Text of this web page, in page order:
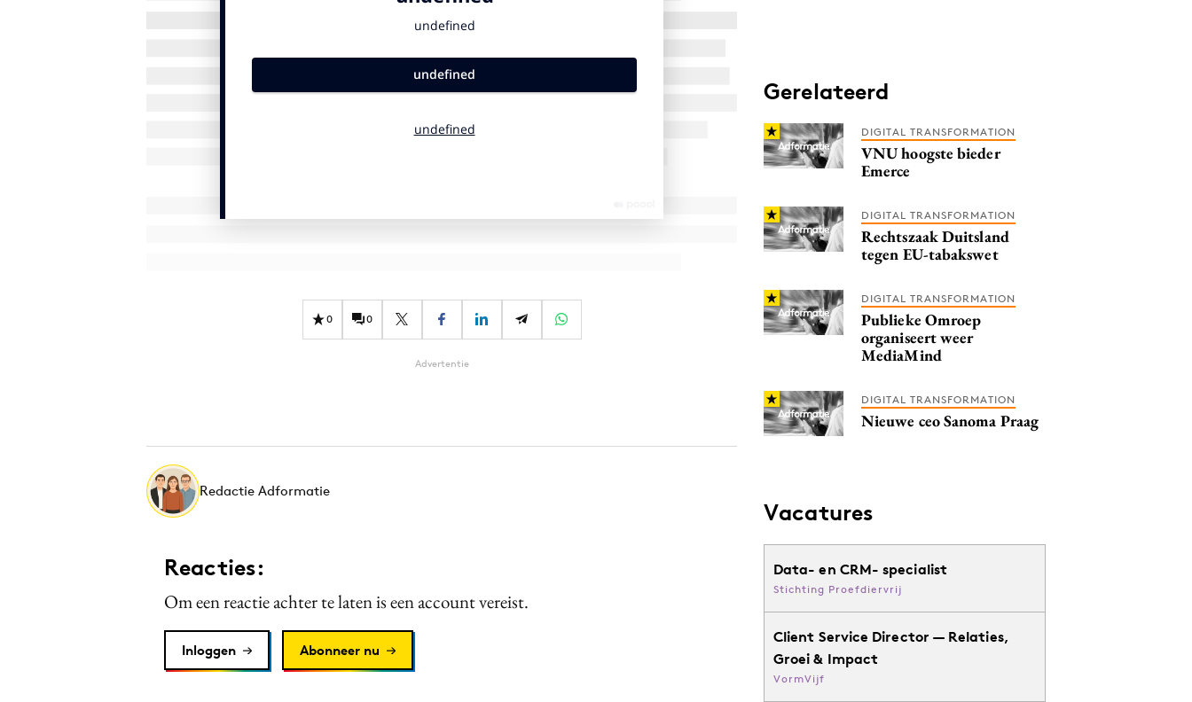
0 0
Advertentie
Redactie Adformatie
Reacties:
Om een reactie achter te laten is een account vereist.
Inloggen Abonneer nu
Gerelateerd
DIGITAL TRANSFORMATION
VNU hoogste bieder
Emerce
DIGITAL TRANSFORMATION
Rechtszaak Duitsland
tegen EU-tabakswet
DIGITAL TRANSFORMATION
Publieke Omroep
organiseert weer
MediaMind
DIGITAL TRANSFORMATION
Nieuwe ceo Sanoma Praag
Vacatures
Data- en CRM- specialist
Stichting Proefdiervrij
Client Service Director — Relaties,
Groei & Impact
VormVijf